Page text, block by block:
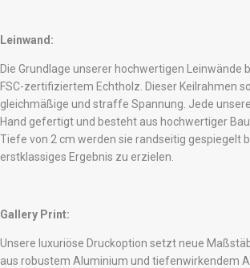
Leinwand:
Die Grundlage unserer hochwertigen Leinwände
FSC-zertifiziertem Echtholz. Dieser Keilrahmen
gleichmäßige und straffe Spannung. Jede
Hand gefertigt und besteht aus hochwertiger
Tiefe von 2 cm werden sie randseitig gespiegelt
erstklassiges Ergebnis zu erzielen.
Gallery Print:
Unsere luxuriöse Druckoption setzt neue
aus robustem Aluminium und tiefenwirkendem